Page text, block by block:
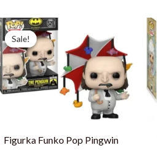
Sale!
Sale!
Figurka Funko Pop Pingwin
Pierwotna
cena
wynosiła:
244,13 zł.
cena
wynosi:
187,79 zł.